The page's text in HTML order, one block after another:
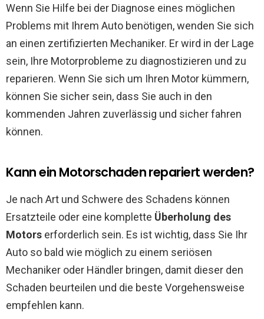
Wenn Sie Hilfe bei der Diagnose eines möglichen
Problems mit Ihrem Auto benötigen, wenden Sie sich
an einen zertifizierten Mechaniker. Er wird in der Lage
sein, Ihre Motorprobleme zu diagnostizieren und zu
reparieren. Wenn Sie sich um Ihren Motor kümmern,
können Sie sicher sein, dass Sie auch in den
kommenden Jahren zuverlässig und sicher fahren
können.
Kann ein Motorschaden repariert werden?
Je nach Art und Schwere des Schadens können
Ersatzteile oder eine komplette Überholung des
Motors erforderlich sein. Es ist wichtig, dass Sie Ihr
Auto so bald wie möglich zu einem seriösen
Mechaniker oder Händler bringen, damit dieser den
Schaden beurteilen und die beste Vorgehensweise
empfehlen kann.